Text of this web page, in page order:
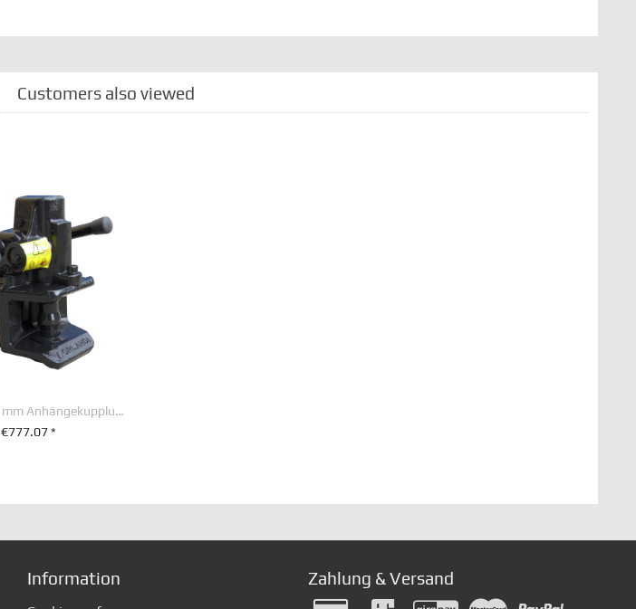
Customers also viewed
AH310B4 40 mm Anhängekupplung 140 mm x 80 mm
€777.07 *
Information Zahlung & Versand